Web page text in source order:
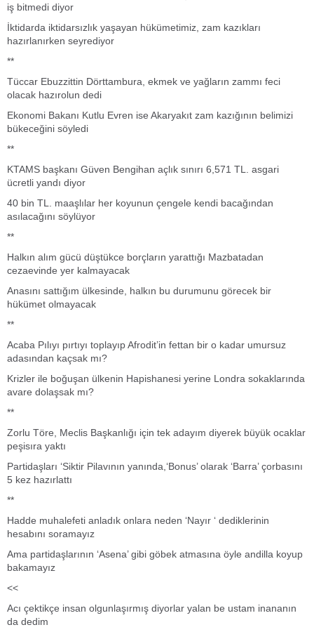
iş bitmedi diyor
İktidarda iktidarsızlık yaşayan hükümetimiz, zam kazıkları
hazırlanırken seyrediyor
**
Tüccar Ebuzzittin Dörttambura, ekmek ve yağların zammı feci
olacak hazırolun dedi
Ekonomi Bakanı Kutlu Evren ise Akaryakıt zam kazığının belimizi
bükeceğini söyledi
**
KTAMS başkanı Güven Bengihan açlık sınırı 6,571 TL. asgari
ücretli yandı diyor
40 bin TL. maaşlılar her koyunun çengele kendi bacağından
asılacağını söylüyor
**
Halkın alım gücü düştükce borçların yarattığı Mazbatadan
cezaevinde yer kalmayacak
Anasını sattığım ülkesinde, halkın bu durumunu görecek bir
hükümet olmayacak
**
Acaba Pılıyı pırtıyı toplayıp Afrodit’in fettan bir o kadar umursuz
adasından kaçsak mı?
Krizler ile boğuşan ülkenin Hapishanesi yerine Londra sokaklarında
avare dolaşsak mı?
**
Zorlu Töre, Meclis Başkanlığı için tek adayım diyerek büyük ocaklar
peşisıra yaktı
Partidaşları ‘Siktir Pilavının yanında,‘Bonus’ olarak ‘Barra’ çorbasını
5 kez hazırlattı
**
Hadde muhalefeti anladık onlara neden ‘Nayır ‘ dediklerinin
hesabını soramayız
Ama partidaşlarının ‘Asena’ gibi göbek atmasına öyle andilla koyup
bakamayız
<<
Acı çektikçe insan olgunlaşırmış diyorlar yalan be ustam inananın
da dedim